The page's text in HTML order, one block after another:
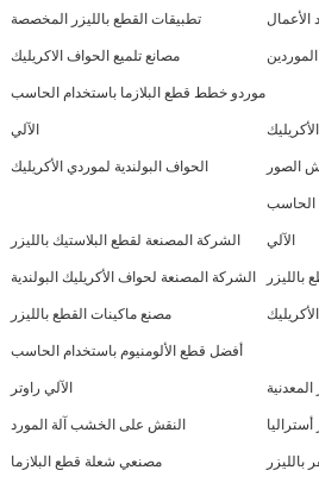
تطبيقات القطع بالليزر المخصصة الأعمال
مصانع تلميع الحواف الاكريليك
موردو خطط قطع البلازما باستخدام الحاسب
الآلي
الحواف البولندية لموردي الأكريليك الصور
الشركة المصنعة لقطع البلاستيك بالليزر
الحاسب
الآلي
الشركة المصنعة لحواف الأكريليك البولندية
مصنع ماكينات القطع بالليزر
أفضل قطع الألومنيوم باستخدام الحاسب
الآلي راوتر
النقش على الخشب آلة المورد
مصنعي شعلة قطع البلازما بالليزر